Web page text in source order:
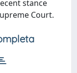
stance
Court.